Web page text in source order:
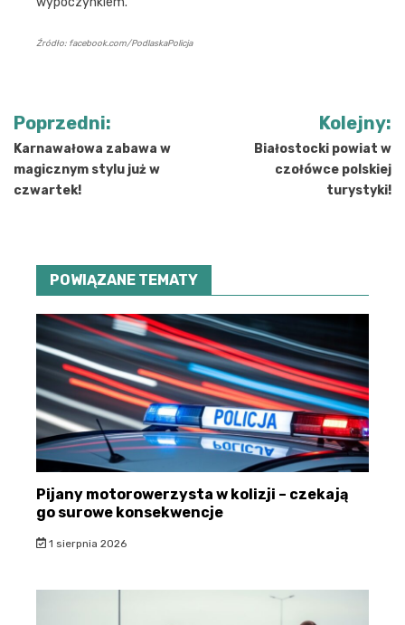
Źródło: facebook.com/PodlaskaPolicja
Nawigacja
wpisu
Poprzedni:
Karnawałowa zabawa w
magicznym stylu już w
czwartek!
Kolejny:
Białostocki powiat w
czołówce polskiej
turystyki!
POWIĄZANE TEMATY
Pijany motorowerzysta w kolizji – czekają
go surowe konsekwencje
1 sierpnia 2026